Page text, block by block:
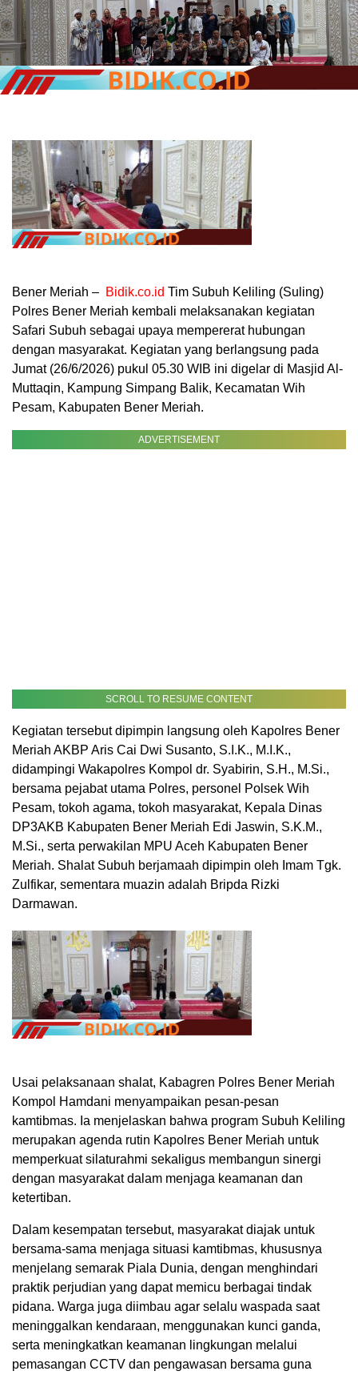
Bener Meriah – Bidik.co.id Tim Subuh Keliling (Suling)
Polres Bener Meriah kembali melaksanakan kegiatan
Safari Subuh sebagai upaya mempererat hubungan
dengan masyarakat. Kegiatan yang berlangsung pada
Jumat (26/6/2026) pukul 05.30 WIB ini digelar di Masjid Al-
Muttaqin, Kampung Simpang Balik, Kecamatan Wih
Pesam, Kabupaten Bener Meriah.
ADVERTISEMENT
SCROLL TO RESUME CONTENT
Kegiatan tersebut dipimpin langsung oleh Kapolres Bener
Meriah AKBP Aris Cai Dwi Susanto, S.I.K., M.I.K.,
didampingi Wakapolres Kompol dr. Syabirin, S.H., M.Si.,
bersama pejabat utama Polres, personel Polsek Wih
Pesam, tokoh agama, tokoh masyarakat, Kepala Dinas
DP3AKB Kabupaten Bener Meriah Edi Jaswin, S.K.M.,
M.Si., serta perwakilan MPU Aceh Kabupaten Bener
Meriah. Shalat Subuh berjamaah dipimpin oleh Imam Tgk.
Zulfikar, sementara muazin adalah Bripda Rizki
Darmawan.
Usai pelaksanaan shalat, Kabagren Polres Bener Meriah
Kompol Hamdani menyampaikan pesan-pesan
kamtibmas. Ia menjelaskan bahwa program Subuh Keliling
merupakan agenda rutin Kapolres Bener Meriah untuk
memperkuat silaturahmi sekaligus membangun sinergi
dengan masyarakat dalam menjaga keamanan dan
ketertiban.
Dalam kesempatan tersebut, masyarakat diajak untuk
bersama-sama menjaga situasi kamtibmas, khususnya
menjelang semarak Piala Dunia, dengan menghindari
praktik perjudian yang dapat memicu berbagai tindak
pidana. Warga juga diimbau agar selalu waspada saat
meninggalkan kendaraan, menggunakan kunci ganda,
serta meningkatkan keamanan lingkungan melalui
pemasangan CCTV dan pengawasan bersama guna